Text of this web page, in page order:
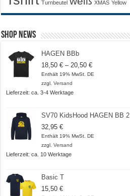
Turnbeutel XMAS Yellow
Shop News
HAGEN BBb
18,50€ – 20,50€Preisspanne:
18,50 €
Enthält 19% MwSt. DE
zzgl.Versand
Lieferzeit: ca. 3-4 Werktage
SV70 KidsHood HAGEN BB 2
32,95€
Enthält 19% MwSt. DE
zzgl.Versand
Lieferzeit: ca. 10 Werktage
Basic T
15,50€